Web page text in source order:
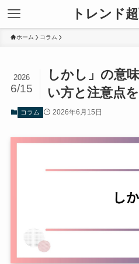
トレンド
ホーム コラム
しかし」の意
い方と注意点
2026
6/15
コラム 2026年6月15日